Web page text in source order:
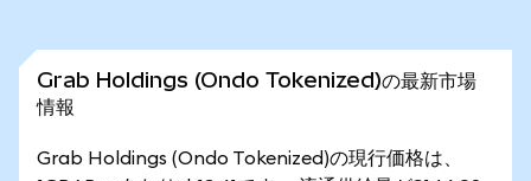
Grab Holdings (Ondo Tokenized)の最新市場
情報
Grab Holdings (Ondo Tokenized)の現行価格は、